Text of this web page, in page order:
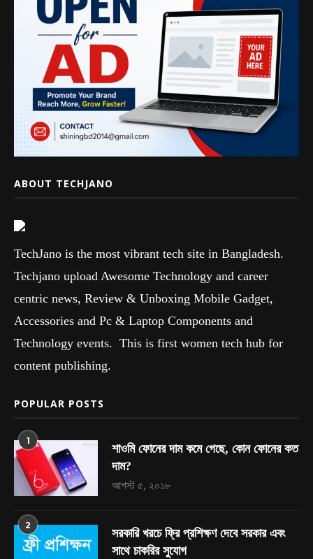
ABOUT TECHJANO
TechJano is the most vibrant tech site in Bangladesh.
Techjano upload Awesome Technology and career
centric news, Review & Unboxing Mobile Gadget,
Accessories and Pc & Laptop Components and
Technology events. This is first women tech hub for
content publishing.
POPULAR POSTS
1
শাওমি ফোনের দাম কমে গেছে, কোন ফোনের কত
দাম?
আগস্ট ৫, ২০১৮
2
সরকারি খরচে ফ্রি প্রশিক্ষণ দেবে সরকার এবং
সাথে চাকরির সুযোগ